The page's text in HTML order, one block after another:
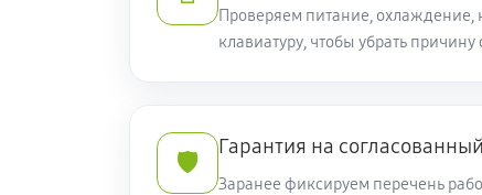
Замена вебкамеры ноутбука
(NH.Q7ZER.009)
Замена жесткого диска
Проверяем питание, охлаждение,
клавиатуру, чтобы убрать причину
🛡️
Гарантия на
Заранее фиксируем перечень